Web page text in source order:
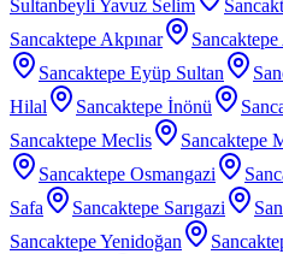
Sultanbeyli Yavuz Selim
Sancaktepe Akpınar
Sancaktepe Eyüp Sultan
Hilal
Sancaktepe İnönü
Sancaktepe Meclis
Sancaktepe
Sancaktepe Osmangazi
Safa
Sancaktepe Sarıgazi
Sancaktepe Yenidoğan